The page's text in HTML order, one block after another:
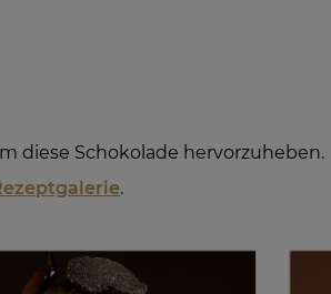
diese Schokolade hervorzuheben.
.